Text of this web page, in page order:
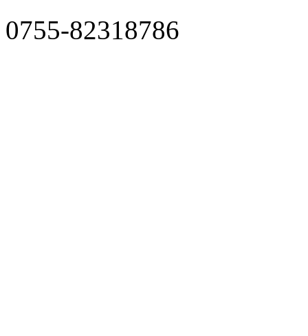
0755-82318786